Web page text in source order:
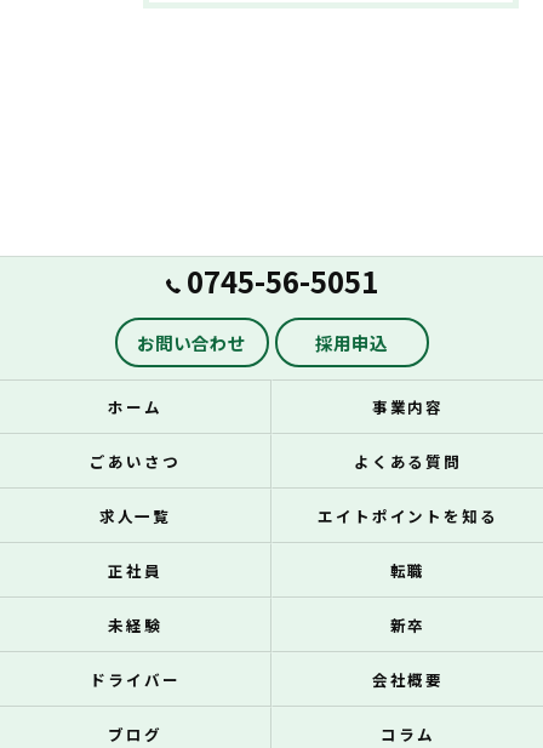
0745-56-5051
お問い合わせ 採用申込
ホーム 事業内容
ごあいさつ よくある質問
求人一覧 エイトポイントを知る
正社員 転職
未経験 新卒
ドライバー 会社概要
ブログ コラム